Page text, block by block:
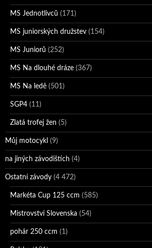
MS Jednotlivců (171)
MS juniorských družstev (154)
MS Juniorů (252)
MS Na dlouhé dráze (367)
MS Na ledě (501)
SGP4 (11)
Zlatá trofej žen (5)
Můj motocykl (9)
na jiných závodištích (4)
Ostatní závody (4 472)
Markéta Cup 125 ccm (585)
Mistrovství Slovenska (54)
pohár 250 ccm (1)